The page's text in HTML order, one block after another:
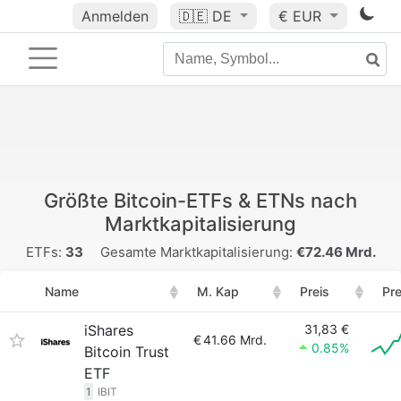
Anmelden 🇩🇪 DE € EUR
Größte Bitcoin-ETFs & ETNs nach
Marktkapitalisierung
ETFs: 33 Gesamte Marktkapitalisierung: €72.46 Mrd.
Name M. Kap Preis
iShares
Bitcoin Trust
ETF
1 IBIT
€41.66 Mrd.
31,83 €
0.85%